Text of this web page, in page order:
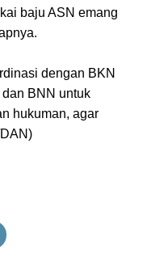
baju ASN emang
dengan BKN
BNN untuk
hukuman, agar